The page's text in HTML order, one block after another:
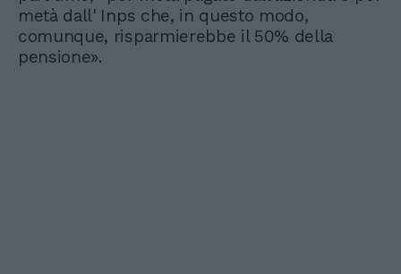
metà dall' Inps che, in questo modo,
comunque, risparmierebbe il 50% della
pensione».